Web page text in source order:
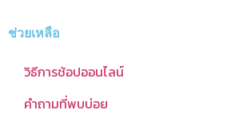
ช่วยเหลือ
วิธีการช้อปออนไลน์
คำถามที่พบบ่อย